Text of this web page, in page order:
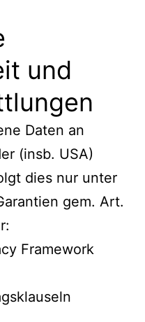
und
Daten an
(insb. USA)
dies nur unter
gem. Art.
Framework